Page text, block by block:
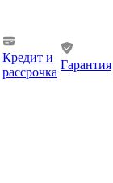
Кредит и
рассрочка
Гарантия